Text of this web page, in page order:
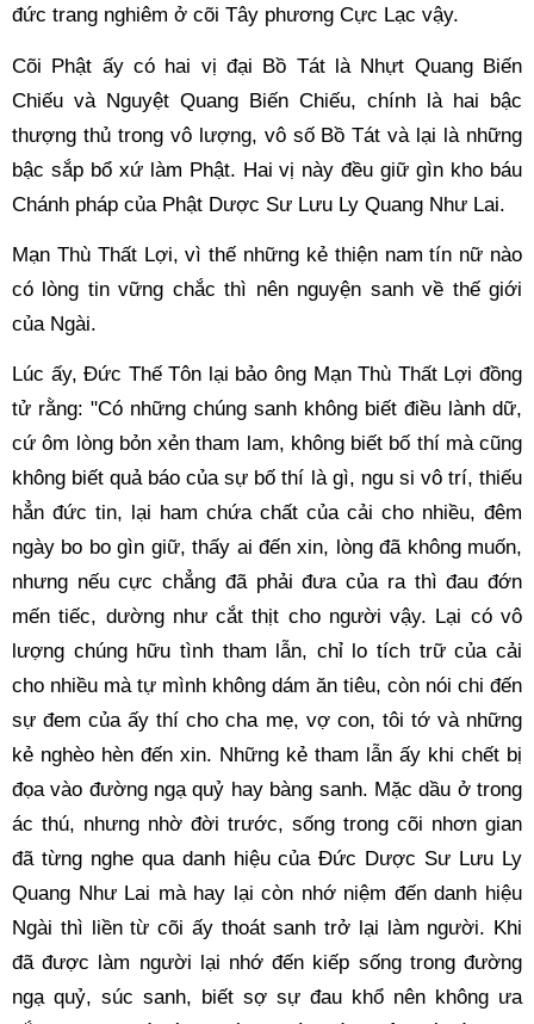
đức trang nghiêm ở cõi Tây phương Cực Lạc vậy.
Cõi Phật ấy có hai vị đại Bồ Tát là Nhựt Quang Biến
Chiếu và Nguyệt Quang Biến Chiếu, chính là hai bậc
thượng thủ trong vô lượng, vô số Bồ Tát và lại là những
bậc sắp bổ xứ làm Phật. Hai vị này đều giữ gìn kho báu
Chánh pháp của Phật Dược Sư Lưu Ly Quang Như Lai.
Mạn Thù Thất Lợi, vì thế những kẻ thiện nam tín nữ nào
có lòng tin vững chắc thì nên nguyện sanh về thế giới
của Ngài.
Lúc ấy, Đức Thế Tôn lại bảo ông Mạn Thù Thất Lợi đồng
tử rằng: "Có những chúng sanh không biết điều lành dữ,
cứ ôm lòng bỏn xẻn tham lam, không biết bố thí mà cũng
không biết quả báo của sự bố thí là gì, ngu si vô trí, thiếu
hẳn đức tin, lại ham chứa chất của cải cho nhiều, đêm
ngày bo bo gìn giữ, thấy ai đến xin, lòng đã không muốn,
nhưng nếu cực chẳng đã phải đưa của ra thì đau đớn
mến tiếc, dường như cắt thịt cho người vậy. Lại có vô
lượng chúng hữu tình tham lẫn, chỉ lo tích trữ của cải
cho nhiều mà tự mình không dám ăn tiêu, còn nói chi đến
sự đem của ấy thí cho cha mẹ, vợ con, tôi tớ và những
kẻ nghèo hèn đến xin. Những kẻ tham lẫn ấy khi chết bị
đọa vào đường ngạ quỷ hay bàng sanh. Mặc dầu ở trong
ác thú, nhưng nhờ đời trước, sống trong cõi nhơn gian
đã từng nghe qua danh hiệu của Đức Dược Sư Lưu Ly
Quang Như Lai mà hay lại còn nhớ niệm đến danh hiệu
Ngài thì liền từ cõi ấy thoát sanh trở lại làm người. Khi
đã được làm người lại nhớ đến kiếp sống trong đường
ngạ quỷ, súc sanh, biết sợ sự đau khổ nên không ưa